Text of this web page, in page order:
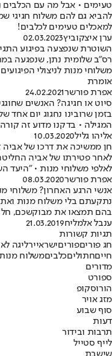
טעימים • אבל מה עם הכלבים
להביא גם להם משלוח חגיגי
למאכלים טעימים לכלבים!
ערן איצקוביץ02.03.2023
השוטרת שנפצעה בפיגוע
רס"ב שלומית נתן, שנפגעה
משלוחי מנות לניצולי
אומרת
אפרת פורשר24.02.2021
סיוט או חגיגה? האנשים
בזמן שרובינו נחגוג יום אחד
המגילה • בדקנו מדוע זה
אליהו גליל10.03.2020
חן ממשיכה את דרכו של אביה
לאחר פטירתו של אביה
לאלפי משלוחי מנות • "היעד השנה - 10 אלף
אפרת פורשר08.03.2020
אנשי הרגע האחרון? משלוחי
נתקעתם בלי משלוח מנות
בהם תמצאו את מבוקשכם,
ענבל אלמליח21.03.2019
תגיות קשורות
חג פוריםפוריםישראיירליגה
חייםחתוליםכלביםמשלוח
מדורים
ספורט
הורוסקופ
מזג אויר
סוף שבוע
דעות
תרבות ובידור
לייף סטייל